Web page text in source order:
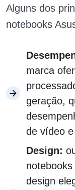
Alguns dos
notebooks
marca
geração,
de vídeo
Design:
design